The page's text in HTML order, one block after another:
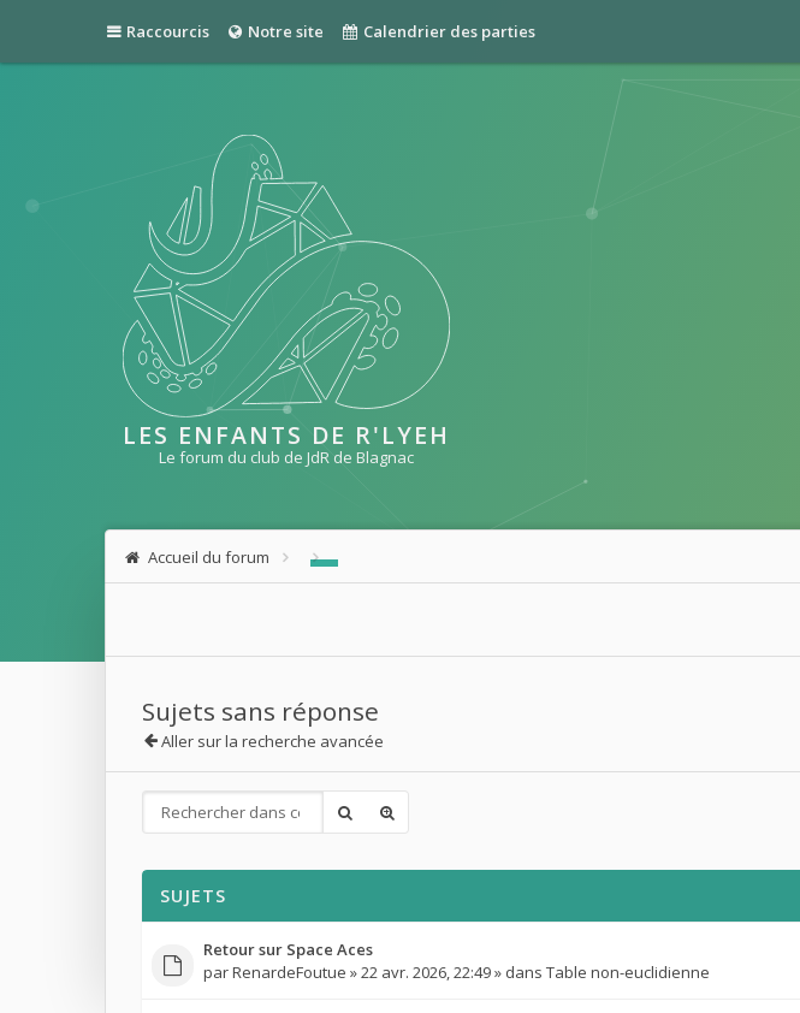
Raccourcis Notre site Calendrier des parties
LES ENFANTS DE R'LYEH
Le forum du club de JdR de Blagnac
Accueil du forum
Sujets sans réponse
Aller sur la recherche avancée
SUJETS
Retour sur Space Aces
parRenardeFoutue » 22 avr. 2026, 22:49 » dans Table non-euclidienne